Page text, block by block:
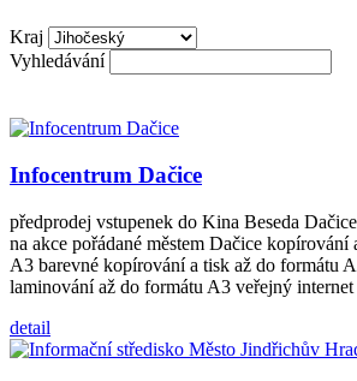
Kraj
Vyhledávání
Infocentrum Dačice
předprodej vstupenek do Kina Beseda
na akce pořádané městem Dačice kopírování
A3 barevné kopírování a tisk až do formátu
laminování až do formátu A3 veřejný
detail